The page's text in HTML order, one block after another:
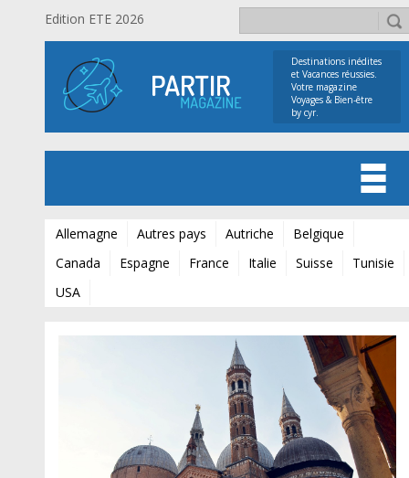
Edition ETE 2026
Destinations inédites
et Vacances réussies.
Votre magazine
Voyages & Bien-être
by cyr.
Allemagne Autres pays Autriche
Belgique
Canada
Espagne France Italie Suisse
Tunisie
USA